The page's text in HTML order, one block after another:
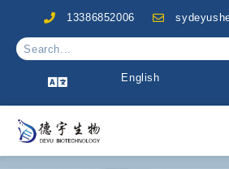
13386852006
English